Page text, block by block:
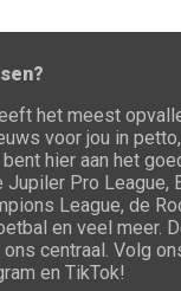
het meest
voor jou in
hier aan het
Jupiler Pro League,
League, de
en veel meer.
centraal. Volg
en TikTok!